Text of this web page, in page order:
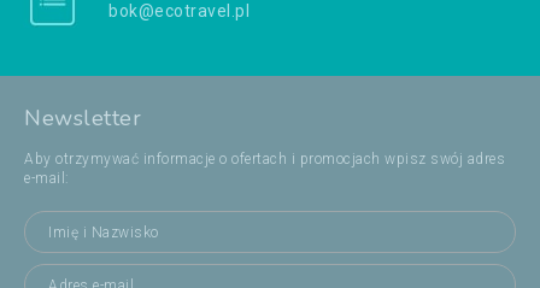
bok@ecotravel.pl
Newsletter
Aby otrzymywać informacje o ofertach i promocjach wpisz swój adres
e-mail: